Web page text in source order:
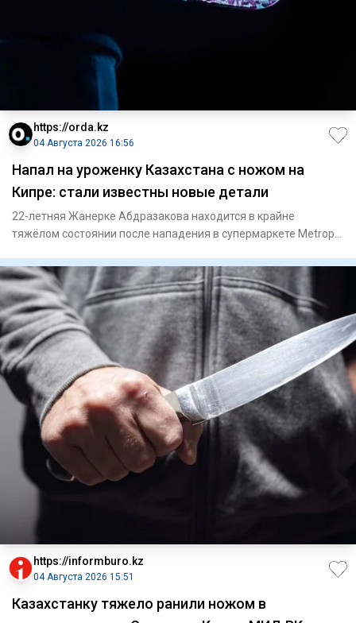
https://orda.kz
04 Августа 2026 16:56
Напал на уроженку Казахстана с ножом на
Кипре: стали известны новые детали
22-летняя Жанерке Абдразакова находится в крайне
тяжёлом состоянии после нападения в супермаркете Metropol
https://informburo.kz
04 Августа 2026 15:51
Казахстанку тяжело ранили ножом в